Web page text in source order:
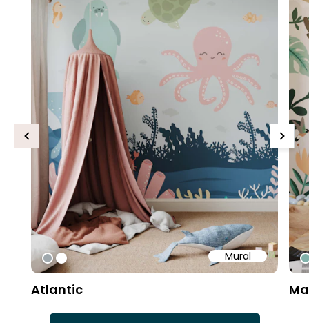
Mural
#9fa8ad
#ffffff
Atlantic
Previous Next